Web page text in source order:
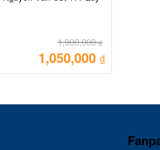
1,900,000₫
Giá
gốc
là:
1,050,000 ₫
Giá
1,050,000 ₫.